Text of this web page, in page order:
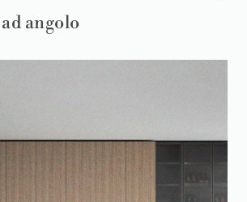
angolo